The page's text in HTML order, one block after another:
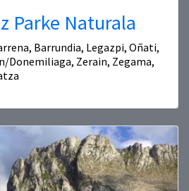
Parke Naturala
Barrundia, Legazpi, Oñati,
Donemiliaga, Zerain, Zegama,